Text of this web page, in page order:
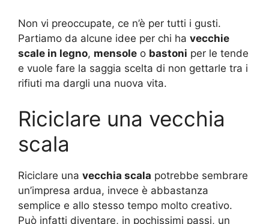
Non vi preoccupate, ce n’è per tutti i gusti.
Partiamo da alcune idee per chi ha vecchie
scale in legno, mensole o bastoni per le tende
e vuole fare la saggia scelta di non gettarle tra i
rifiuti ma dargli una nuova vita.
Riciclare una vecchia
scala
Riciclare una vecchia scala potrebbe sembrare
un’impresa ardua, invece è abbastanza
semplice e allo stesso tempo molto creativo.
Può infatti diventare, in pochissimi passi, un